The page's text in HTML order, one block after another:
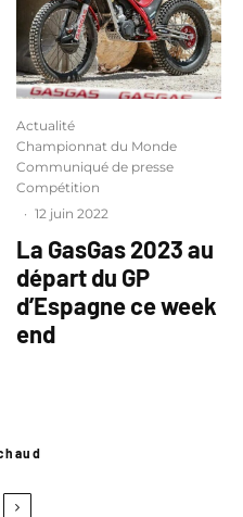
Actualité
Championnat du Monde
Communiqué de presse
Compétition
· 12 juin 2022
La GasGas 2023 au
départ du GP
d’Espagne ce week
end